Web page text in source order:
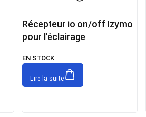
Récepteur io on/off Izymo
pour l'éclairage
EN STOCK
Lire la suite